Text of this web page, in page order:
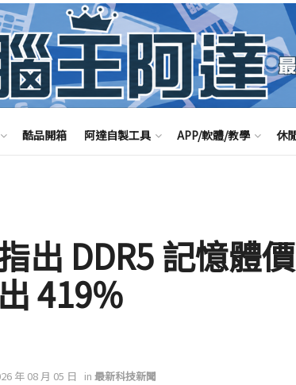
酷品開箱 阿達自製工具 APP/軟體/教學 休
出 DDR5 記憶體價
419%
年 08 月 05 日 in 最新科技新聞